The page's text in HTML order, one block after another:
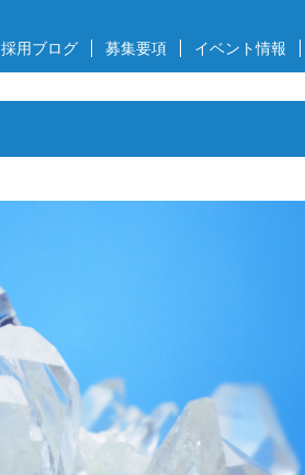
採用ブログ 募集要項 イベント情報